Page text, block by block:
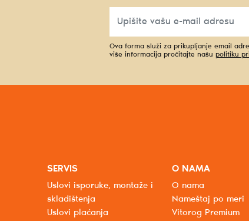
Ova forma služi za prikupljanje email
više informacija pročitajte našu politiku
SERVIS
Uslovi isporuke, montaže i
skladištenja
Uslovi plaćanja
O NAMA
O nama
Nameštaj po meri
Vitorog Premium